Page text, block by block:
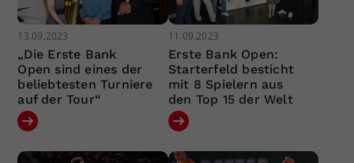
13.09.2023
„Die Erste Bank
Open sind eines der
beliebtesten Turniere
auf der Tour“
11.09.2023
Erste Bank Open:
Starterfeld besticht
mit 8 Spielern aus
den Top 15 der Welt